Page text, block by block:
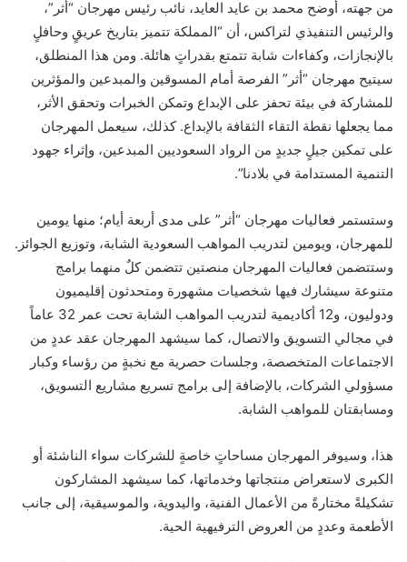
من جهته، أوضح محمد بن عايد العايد، نائب رئيس مهرجان “أثر”،
والرئيس التنفيذي لتراكس، أن “المملكة تتميز بتاريخ عريقٍ وحافلٍ
بالإنجازات، وكفاءات شابة تتمتع بقدراتٍ هائلة. ومن هذا المنطلق،
سيتيح مهرجان “أثر” الفرصة أمام المسوقين والمبدعين والمؤثرين
للمشاركة في بيئة تحفز على الإبداع وتمكن الخبرات وتحقق الأثر،
مما يجعلها نقطة التقاء الثقافة بالإبداع. كذلك، سيعمل المهرجان
على تمكين جيلٍ جديدٍ من الرواد السعوديين المبدعين، وإثراء جهود
التنمية المستدامة في بلادنا”.
وستستمر فعاليات مهرجان “أثر” على مدى أربعة أيام؛ منها يومين
للمهرجان، ويومين لتدريب المواهب السعودية الشابة، وتوزيع الجوائز.
وستتضمن فعاليات المهرجان منصتين تتضمن كلٌ منهما برامج
متنوعة سيشارك فيها شخصيات مشهورة ومتحدثون إقليميون
ودوليون، و12 أكاديمية لتدريب المواهب الشابة تحت عمر 32 عاماً
في مجالي التسويق والاتصال، كما سيشهد المهرجان عقد عددٍ من
الاجتماعات المتخصصة، وجلسات حصرية مع نخبةٍ من رؤساء وكبار
مسؤولي الشركات، بالإضافة إلى برامج تسريع مشاريع التسويق،
ومسابقتان للمواهب الشابة.
هذا، وسيوفر المهرجان مساحاتٍ خاصةٍ للشركات سواء الناشئة أو
الكبرى لاستعراض منتجاتها وخدماتها، كما سيشهد المشاركون
تشكيلةً مختارةً من الأعمال الفنية، واليدوية، والموسيقية، إلى جانب
الأطعمة وعددٍ من العروض الترفيهية الحية.